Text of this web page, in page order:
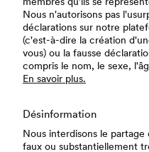
Nous n'autorisons pas
déclarations sur notre
(c'est-à-dire la création
vous) ou la fausse
compris le nom, le sexe,
En savoir plus.
Désinformation
Nous interdisons le
faux ou substantiellement